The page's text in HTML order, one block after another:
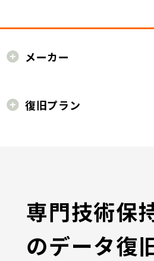
メーカー
復旧プラン
専門技術保
のデータ復